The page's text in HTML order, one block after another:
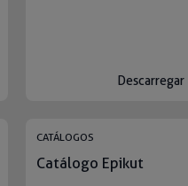
Descarregar
CATÁLOGOS
Catálogo Epikut